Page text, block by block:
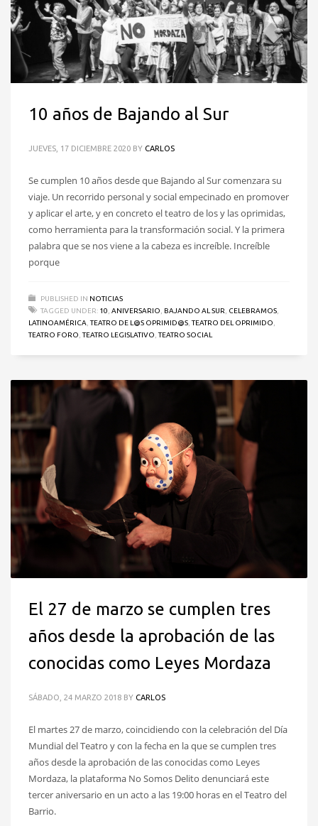
10 años de Bajando al Sur
JUEVES, 17 DICIEMBRE 2020 BY CARLOS
Se cumplen 10 años desde que Bajando al Sur comenzara su
viaje. Un recorrido personal y social empecinado en promover
y aplicar el arte, y en concreto el teatro de los y las oprimidas,
como herramienta para la transformación social. Y la primera
palabra que se nos viene a la cabeza es increíble. Increíble
porque
PUBLISHED IN NOTICIAS
TAGGED UNDER: 10 ANIVERSARIO BAJANDO AL SUR CELEBRAMOS
LATINOAMÉRICA ,TEATRO DE L@S OPRIMID@S ,TEATRO DEL OPRIMIDO
TEATRO FORO ,TEATRO LEGISLATIVO ,TEATRO SOCIAL
El 27 de marzo se cumplen tres
años desde la aprobación de las
conocidas como Leyes Mordaza
SÁBADO, 24 MARZO 2018 BY CARLOS
El martes 27 de marzo, coincidiendo con la celebración del Día
Mundial del Teatro y con la fecha en la que se cumplen tres
años desde la aprobación de las conocidas como Leyes
Mordaza, la plataforma No Somos Delito denunciará este
tercer aniversario en un acto a las 19:00 horas en el Teatro del
Barrio.